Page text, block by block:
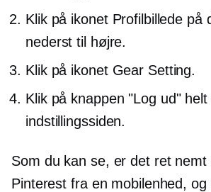
Klik på ikonet Profilbillede på
nederst til højre.
Klik på ikonet Gear Setting.
Klik på knappen "Log ud"
indstillingssiden.
Som du kan se, er det ret
Pinterest fra en mobilenhed,